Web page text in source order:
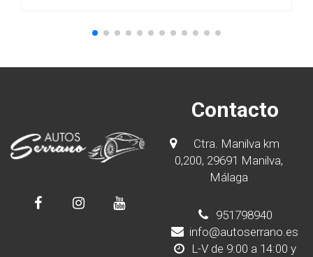
Contacto
Ctra. Manilva km
0,200, 29691 Manilva,
Málaga
951798940
info@autoserrano.es
L-V de 9:00 a 14:00 y